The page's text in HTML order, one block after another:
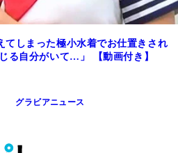
てしまった極小水着でお仕置きされ
る自分がいて…」 【動画付き】
グラビアニュース